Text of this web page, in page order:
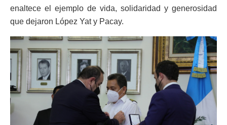
enaltece el ejemplo de vida, solidaridad y generosidad
que dejaron López Yat y Pacay.